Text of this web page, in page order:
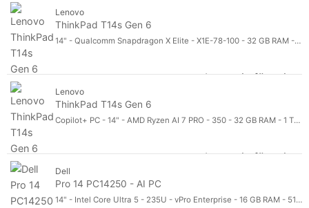
Lenovo
ThinkPad T14s Gen 6
14" - Qualcomm Snapdragon X Elite - X1E-78-100 - 32 GB RAM - 512 GB SSD - Nordisk
Logga in för pris
Lenovo
ThinkPad T14s Gen 6
Copilot+ PC - 14" - AMD Ryzen AI 7 PRO - 350 - 32 GB RAM - 1 TB SSD - 5G-uppgraderingsbar - Nordisk
Logga in för pris
Dell
Pro 14 PC14250 - AI PC
14" - Intel Core Ultra 5 - 235U - vPro Enterprise - 16 GB RAM - 512 GB SSD